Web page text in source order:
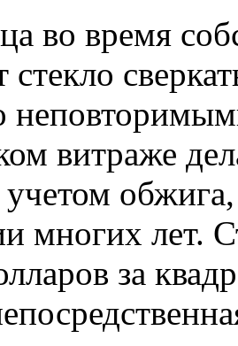
во время
стекло
витраже
многих лет.
за